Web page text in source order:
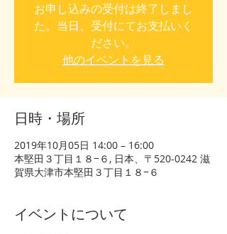
お申し込みの受付は終了しまし
た。当日、受付にてお支払いく
ださい。
他のイベントを見る
日時・場所
2019年10月05日 14:00 – 16:00
本堅田３丁目１８−６, 日本、〒520-0242 滋
賀県大津市本堅田３丁目１８−６
イベントについて